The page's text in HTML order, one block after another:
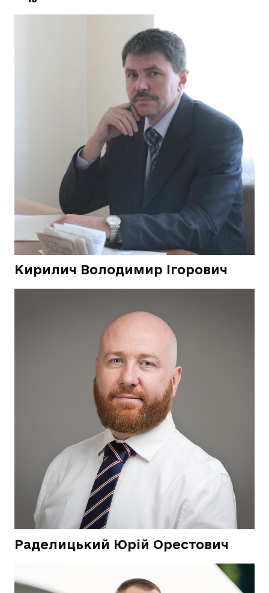
Кирилич Володимир Ігорович
Раделицький Юрій Орестович